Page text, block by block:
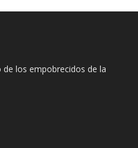
de los empobrecidos de la